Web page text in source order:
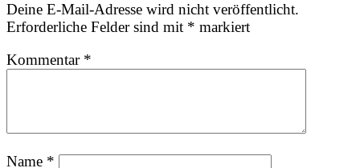
Deine E-Mail-Adresse wird nicht veröffentlicht.
Erforderliche Felder sind mit * markiert
Kommentar *
Name *